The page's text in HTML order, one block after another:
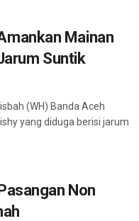
Mainan
Suntik
(WH) Banda Aceh
yang diduga berisi jarum
Non